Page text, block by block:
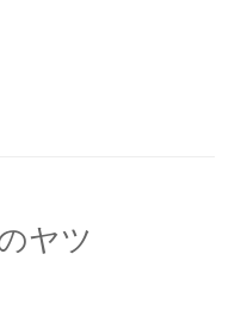
ヤツ